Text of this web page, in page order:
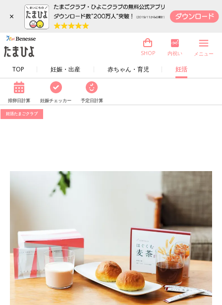
×
TOP 妊娠・出産 赤ちゃん・育児 妊活
SHOP 内祝い メニュー
排卵日計算 妊娠チェッカー 予定日計算
妊活たまごクラブ